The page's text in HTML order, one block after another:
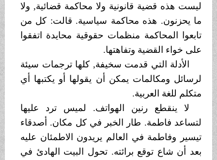
ليست هذه قضية قانونية ولا محاكمة قضائية, ولا
ما يحزنون. هذه محاكمة سياسية. قالت: كل من
تابعوا المحاكمة منظمات حقوقية محايدة اتفقوا
على خواء القضية وتفاهتها.
الأدلة التي قدمت سخيفة, كلها ترجمات سيئة
لرسائل ومكالمات يمكن أن يقولها أو يكتبها أي
متكلم للغة العربية.
لا ينقطع رنين الهواتف. لميس ترد عليها
لتساعد فاطمة. طار الخبر في كل مكان. أصدقاء
تيسير وفاطمة في العالم يريدون الاطمئان عليه
بعد أن شاع توقع برائته. تحول البيت الهادئ في